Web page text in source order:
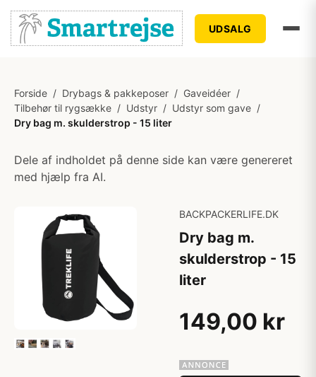
UDSALG
Forside / Drybags & pakkeposer / Gaveidéer /
Tilbehør til rygsække / Udstyr / Udstyr som gave /
Dry bag m. skulderstrop - 15 liter
Dele af indholdet på denne side kan være genereret
med hjælp fra AI.
BACKPACKERLIFE.DK
Dry bag m.
skulderstrop - 15
liter
149,00 kr